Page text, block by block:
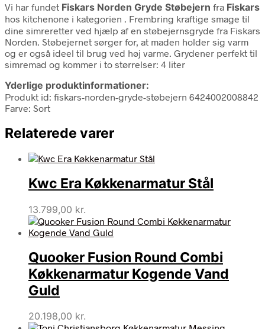
Vi har fundet Fiskars Norden Gryde Støbejern fra Fiskars
hos kitchenone i kategorien . Frembring kraftige smage til
dine simreretter ved hjælp af en støbejernsgryde fra Fiskars
Norden. Støbejernet sørger for, at maden holder sig varm
og er også ideel til brug ved høj varme. Grydener perfekt til
simremad og kommer i to størrelser: 4 liter
Yderlige produktinformationer:
Produkt id: fiskars-norden-gryde-støbejern 6424002008842
Farve: Sort
Relaterede varer
Kwc Era Køkkenarmatur Stål
13.799,00 kr.
Quooker Fusion Round Combi
Køkkenarmatur Kogende Vand
Guld
20.198,00 kr.